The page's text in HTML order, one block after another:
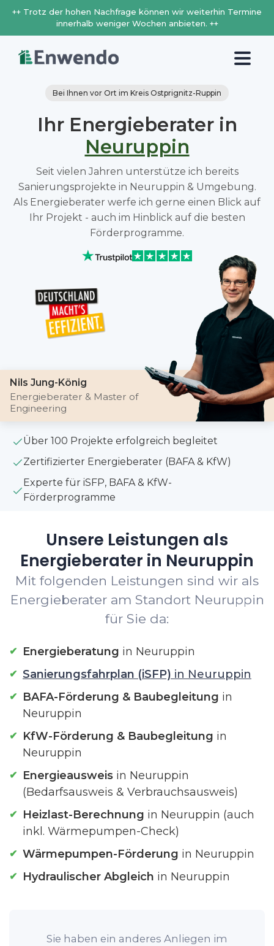
++ Trotz der hohen Nachfrage können wir weiterhin Termine
innerhalb weniger Wochen anbieten. ++
Bei Ihnen vor Ort im Kreis Ostprignitz-Ruppin
Ihr Energieberater in
Neuruppin
Seit vielen Jahren unterstütze ich bereits
Sanierungsprojekte in Neuruppin & Umgebung.
Als Energieberater werfe ich gerne einen Blick auf
Ihr Projekt - auch im Hinblick auf die besten
Förderprogramme.
Nils Jung-König
Energieberater & Master of
Engineering
Über 100 Projekte erfolgreich begleitet
Zertifizierter Energieberater (BAFA & KfW)
Experte für iSFP, BAFA & KfW-
Förderprogramme
Unsere Leistungen als
Energieberater in Neuruppin
Mit folgenden Leistungen sind wir als
Energieberater am Standort Neuruppin
für Sie da:
Energieberatung in Neuruppin
Sanierungsfahrplan (iSFP) in Neuruppin
BAFA-Förderung & Baubegleitung in
Neuruppin
KfW-Förderung & Baubegleitung in
Neuruppin
Energieausweis in Neuruppin
(Bedarfsausweis & Verbrauchsausweis)
Heizlast-Berechnung in Neuruppin (auch
inkl. Wärmepumpen-Check)
Wärmepumpen-Förderung in Neuruppin
Hydraulischer Abgleich in Neuruppin
Sie haben ein anderes Anliegen im